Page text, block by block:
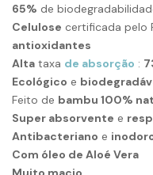
65% de
Celulose certificada pelo
antioxidantes
Alta taxa de absorção :
Ecológico e
Feito de bambu 100%
Super absorvente e
Antibacteriano e
Com óleo de Aloé Vera